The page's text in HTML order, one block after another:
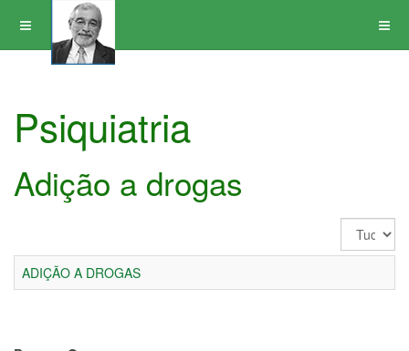
Psiquiatria
Adição a drogas
Exibir
#
ADIÇÃO A DROGAS